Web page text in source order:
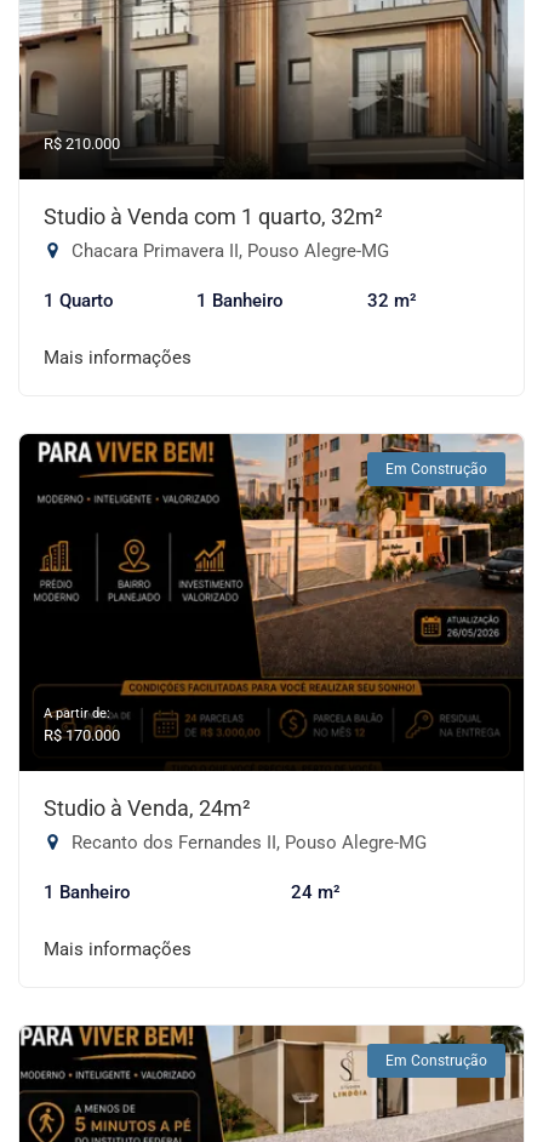
R$ 210.000
Studio à Venda com 1 quarto, 32m²
Chacara Primavera II, Pouso Alegre-MG
1 Quarto 1 Banheiro 32 m²
Mais informações
Em Construção
A partir de:
R$ 170.000
Studio à Venda, 24m²
Recanto dos Fernandes II, Pouso Alegre-MG
1 Banheiro 24 m²
Mais informações
Em Construção